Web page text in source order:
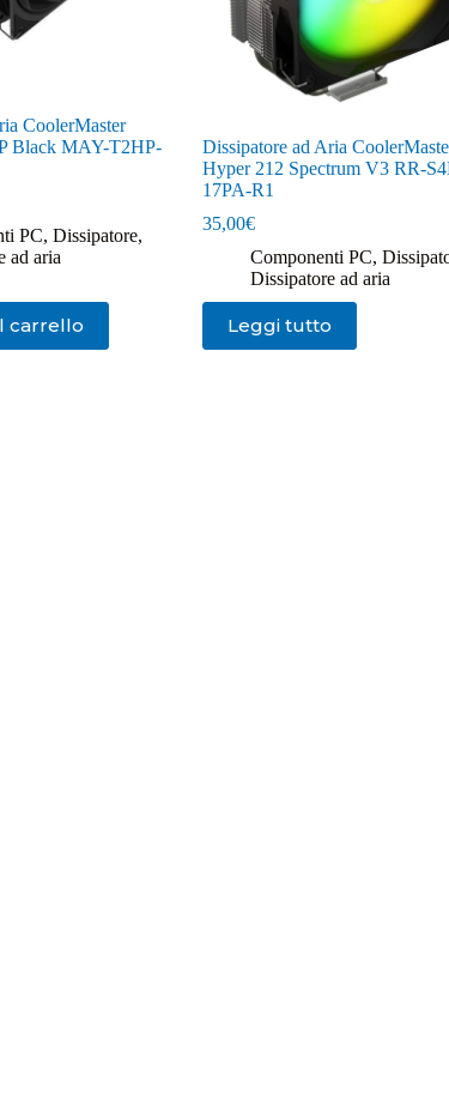
CoolerMaster
Black MAY-T2HP-
PC, Dissipatore,
ad aria
carrello
Dissipatore ad Aria
Hyper 212 Spectrum V3 RR-
17PA-R1
35,00€
Componenti PC,
Dissipatore ad aria
Leggi tutto